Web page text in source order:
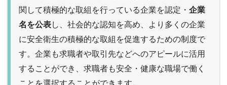
関して積極的な取組を行っている企業を認定・ 企業
名を公表し、社会的な認知を高め、より多くの企業
に安全衛生の積極的な取組を促進するための制度で
す。企業も求職者や取引先などへのアピールに活用
することができ、求職者も安全・健康な職場で働く
ことを選択することができます。